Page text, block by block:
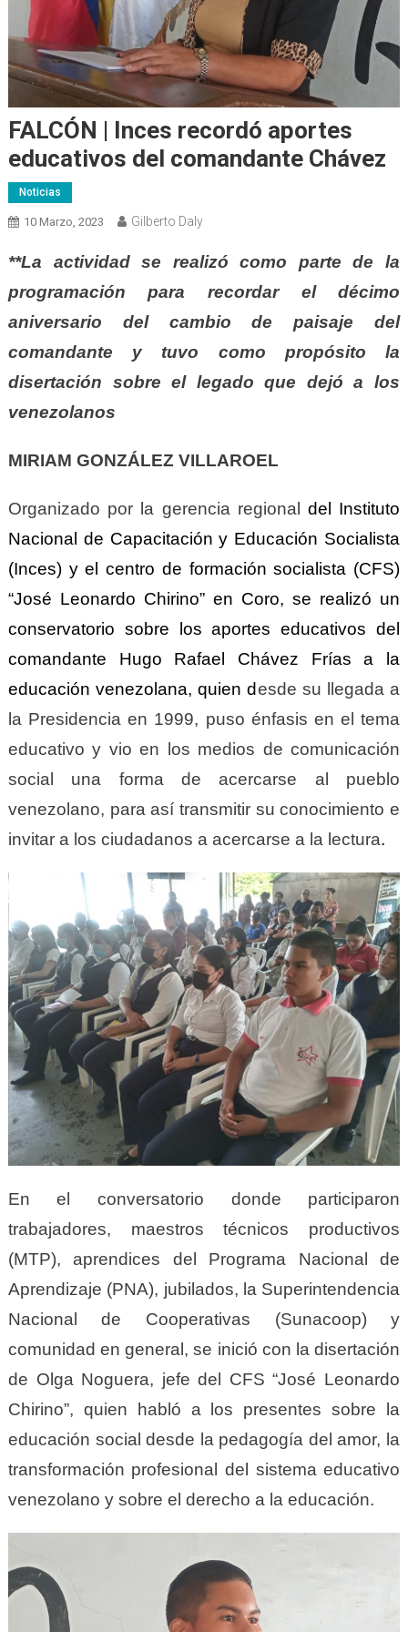
FALCÓN | Inces recordó aportes
educativos del comandante Chávez
Noticias
10 Marzo, 2023 Gilberto Daly
**La actividad se realizó como parte de la
programación para recordar el décimo
aniversario del cambio de paisaje del
comandante y tuvo como propósito la
disertación sobre el legado que dejó a los
venezolanos
MIRIAM GONZÁLEZ VILLAROEL
Organizado por la gerencia regional del Instituto
Nacional de Capacitación y Educación Socialista
(Inces) y el centro de formación socialista (CFS)
“José Leonardo Chirino” en Coro, se realizó un
conservatorio sobre los aportes educativos del
comandante Hugo Rafael Chávez Frías a la
educación venezolana, quien desde su llegada a
la Presidencia en 1999, puso énfasis en el tema
educativo y vio en los medios de comunicación
social una forma de acercarse al pueblo
venezolano, para así transmitir su conocimiento e
invitar a los ciudadanos a acercarse a la lectura.
En el conversatorio donde participaron
trabajadores, maestros técnicos productivos
(MTP), aprendices del Programa Nacional de
Aprendizaje (PNA), jubilados, la Superintendencia
Nacional de Cooperativas (Sunacoop) y
comunidad en general, se inició con la disertación
de Olga Noguera, jefe del CFS “José Leonardo
Chirino”, quien habló a los presentes sobre la
educación social desde la pedagogía del amor, la
transformación profesional del sistema educativo
venezolano y sobre el derecho a la educación.